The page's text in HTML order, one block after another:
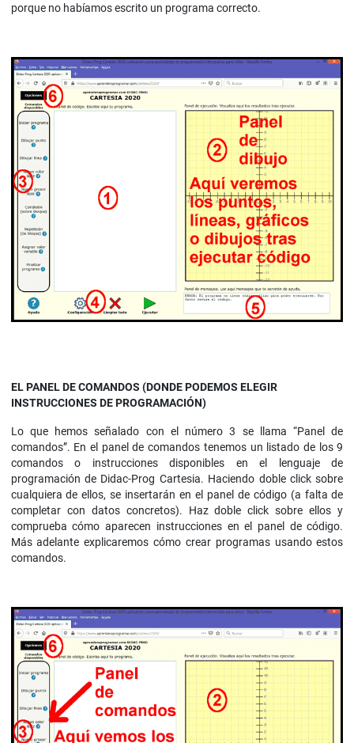
porque no habíamos escrito un programa correcto.
EL PANEL DE COMANDOS (DONDE PODEMOS ELEGIR
INSTRUCCIONES DE PROGRAMACIÓN)
Lo que hemos señalado con el número 3 se llama “Panel de
comandos”. En el panel de comandos tenemos un listado de los 9
comandos o instrucciones disponibles en el lenguaje de
programación de Didac-Prog Cartesia. Haciendo doble click sobre
cualquiera de ellos, se insertarán en el panel de código (a falta de
completar con datos concretos). Haz doble click sobre ellos y
comprueba cómo aparecen instrucciones en el panel de código.
Más adelante explicaremos cómo crear programas usando estos
comandos.